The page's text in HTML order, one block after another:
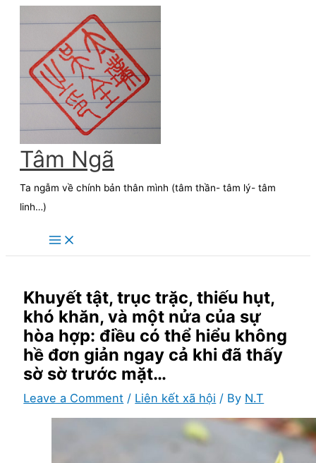
content
Tâm Ngã
Ta ngẫm về chính bản thân mình (tâm thần- tâm lý- tâm
linh…)
Khuyết tật, trục trặc, thiếu hụt,
khó khăn, và một nửa của sự
hòa hợp: điều có thể hiểu không
hề đơn giản ngay cả khi đã thấy
sờ sờ trước mặt…
Leave a Comment / Liên kết xã hội / By N.T